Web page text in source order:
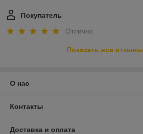
Покупатель
Отлично
Показать все отзывы
О нас
Контакты
Доставка и оплата